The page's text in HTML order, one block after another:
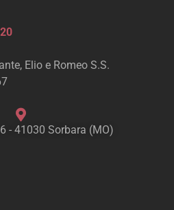
Elio e Romeo S.S.
- 41030 Sorbara (MO)